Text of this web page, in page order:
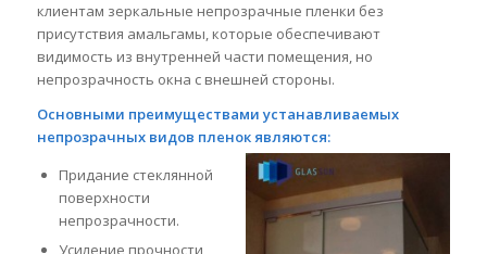
клиентам зеркальные непрозрачные пленки без
присутствия амальгамы, которые обеспечивают
видимость из внутренней части помещения, но
непрозрачность окна с внешней стороны.
Основными преимуществами устанавливаемых
непрозрачных видов пленок являются:
Придание стеклянной
поверхности
непрозрачности.
Усиление прочности